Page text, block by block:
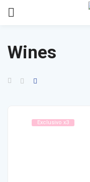
Wines
Exclusivo x3